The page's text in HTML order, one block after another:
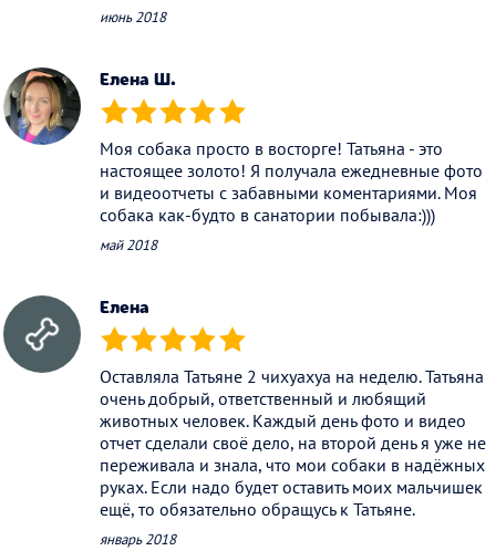
июнь 2018
Елена Ш.
(*) (*) (*) (*) (*)
Моя собака просто в восторге! Татьяна - это
настоящее золото! Я получала ежедневные фото
и видеоотчеты с забавными коментариями. Моя
собака как-будто в санатории побывала:)))
май 2018
Елена
(*) (*) (*) (*) (*)
Оставляла Татьяне 2 чихуахуа на неделю. Татьяна
очень добрый, ответственный и любящий
животных человек. Каждый день фото и видео
отчет сделали своё дело, на второй день я уже не
переживала и знала, что мои собаки в надёжных
руках. Если надо будет оставить моих мальчишек
ещё, то обязательно обращусь к Татьяне.
январь 2018